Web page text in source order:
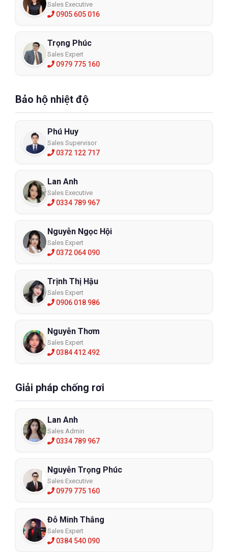
Sales Executive
0905 605 016
Trọng Phúc
Sales Expert
0979 775 160
Bảo hộ nhiệt độ
Phú Huy
Sales Supervisor
0372 122 717
Lan Anh
Sales Executive
0334 789 967
Nguyễn Ngọc Hội
Sales Expert
0372 064 090
Trịnh Thị Hậu
Sales Expert
0906 018 986
Nguyễn Thơm
Sales Expert
0384 412 492
Giải pháp chống rơi
Lan Anh
Sales Admin
0334 789 967
Nguyễn Trọng Phúc
Sales Executive
0979 775 160
Đỗ Minh Thắng
Sales Expert
0384 540 090